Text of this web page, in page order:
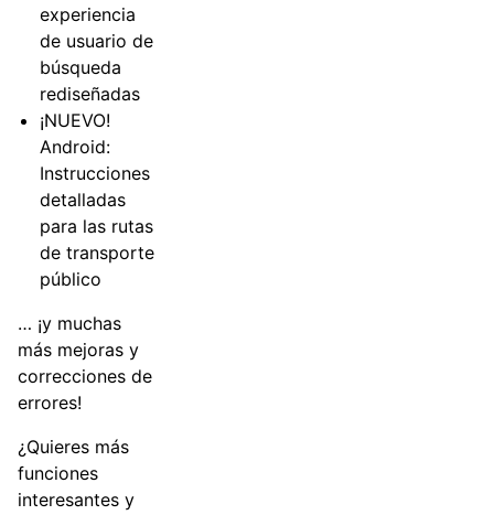
experiencia
de usuario de
búsqueda
rediseñadas
¡NUEVO!
Android:
Instrucciones
detalladas
para las rutas
de transporte
público
… ¡y muchas
más mejoras y
correcciones de
errores!
¿Quieres más
funciones
interesantes y